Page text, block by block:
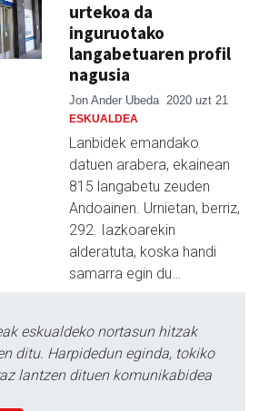
urtekoa da
inguruotako
langabetuaren profil
nagusia
Jon Ander Ubeda 2020 uzt 21
ESKUALDEA
Lanbidek emandako
datuen arabera, ekainean
815 langabetu zeuden
Andoainen. Urnietan, berriz,
292. Iazkoarekin
alderatuta, koska handi
samarra egin du…
eskualdeko nortasun hitzak
ditu. Harpidedun eginda, tokiko
lantzen dituen komunikabidea